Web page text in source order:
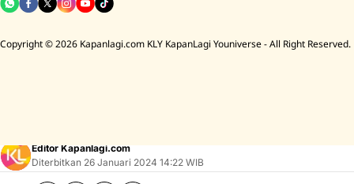
Copyright © 2026 Kapanlagi.com KLY KapanLagi Youniverse - All Right Reserved.
Editor Kapanlagi.com
Diterbitkan 26 Januari 2024 14:22 WIB